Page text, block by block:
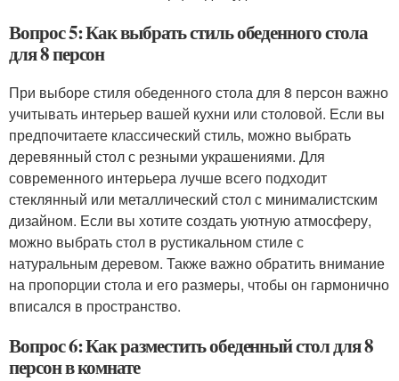
Вопрос 5: Как выбрать стиль обеденного стола
для 8 персон
При выборе стиля обеденного стола для 8 персон важно
учитывать интерьер вашей кухни или столовой. Если вы
предпочитаете классический стиль, можно выбрать
деревянный стол с резными украшениями. Для
современного интерьера лучше всего подходит
стеклянный или металлический стол с минималистским
дизайном. Если вы хотите создать уютную атмосферу,
можно выбрать стол в рустикальном стиле с
натуральным деревом. Также важно обратить внимание
на пропорции стола и его размеры, чтобы он гармонично
вписался в пространство.
Вопрос 6: Как разместить обеденный стол для 8
персон в комнате